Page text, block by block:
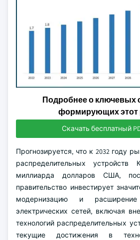
Подробнее о ключевых
формирующих этот
Скачать бесплатный
Прогнозируется, что к 2032 году
распределительных устройств
миллиарда долларов США,
правительство инвестирует
модернизацию и расширение
электрических сетей, включая
технологий распределительных
текущие достижения в